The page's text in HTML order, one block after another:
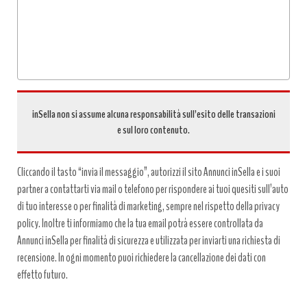
inSella non si assume alcuna responsabilità sull’esito delle transazioni
e sul loro contenuto.
Cliccando il tasto “invia il messaggio”, autorizzi il sito Annunci inSella e i suoi
partner a contattarti via mail o telefono per rispondere ai tuoi quesiti sull’auto
di tuo interesse o per finalità di marketing, sempre nel rispetto della privacy
policy. Inoltre ti informiamo che la tua email potrà essere controllata da
Annunci inSella per finalità di sicurezza e utilizzata per inviarti una richiesta di
recensione. In ogni momento puoi richiedere la cancellazione dei dati con
effetto futuro.